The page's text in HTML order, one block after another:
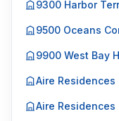
9300 Harbor
9500 Oceans
9900 West Bay
Aire Residences
Aire Residences